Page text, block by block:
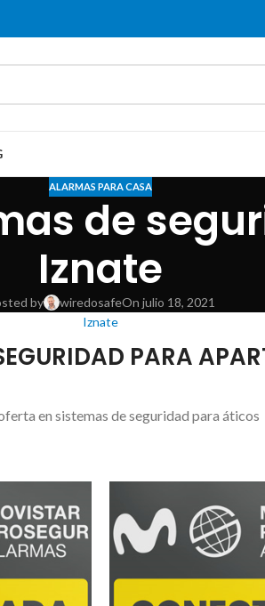
ALARMAS PARA CASA
de
Iznate
by wiredosafeOn julio 18, 2021
Iznate
PARA
en sistemas de seguridad para áticos